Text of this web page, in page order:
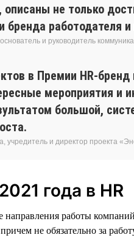
описаны не только
бренда работодателя
и руководитель
в Премии HR-
мероприятия и
большой,
учредитель и директор проекта
года в HR
направления работы
не обязательно за